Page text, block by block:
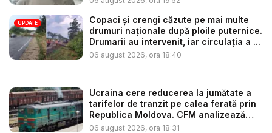
UPDATE
Copaci și crengi căzute pe mai multe
drumuri naționale după ploile puternice.
Drumarii au intervenit, iar circulația a ...
06 august 2026, ora 18:40
Ucraina cere reducerea la jumătate a
tarifelor de tranzit pe calea ferată prin
Republica Moldova. CFM analizează
so...
06 august 2026, ora 18:31